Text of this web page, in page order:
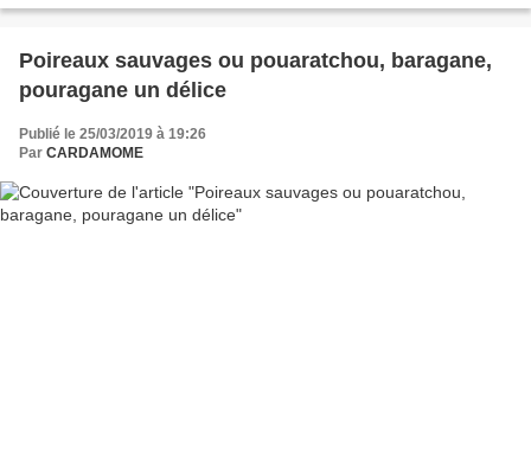
Poireaux sauvages ou pouaratchou, baragane,
pouragane un délice
Publié le 25/03/2019 à 19:26
Par CARDAMOME